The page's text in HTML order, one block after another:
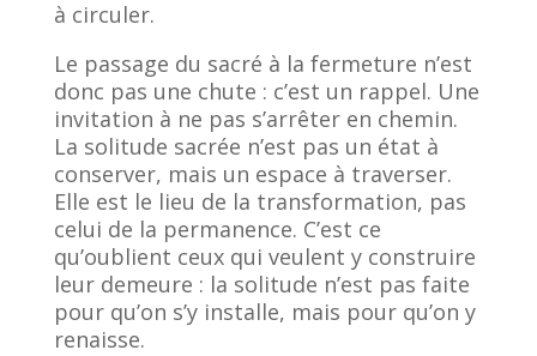
à circuler.
Le passage du sacré à la fermeture n’est
donc pas une chute : c’est un rappel. Une
invitation à ne pas s’arrêter en chemin.
La solitude sacrée n’est pas un état à
conserver, mais un espace à traverser.
Elle est le lieu de la transformation, pas
celui de la permanence. C’est ce
qu’oublient ceux qui veulent y construire
leur demeure : la solitude n’est pas faite
pour qu’on s’y installe, mais pour qu’on y
renaisse.